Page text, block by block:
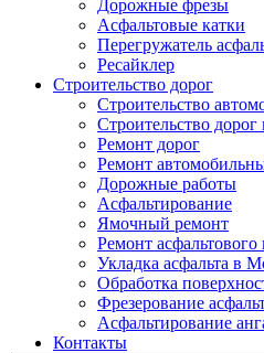
Дорожные фрезы
Асфальтовые катки
Перегружатель
Ресайклер
Строительство дорог
Строительство
Строительство
Ремонт дорог
Ремонт
Дорожные работы
Асфальтирование
Ямочный ремонт
Ремонт
Укладка асфальта в
Обработка
Фрезерование
Асфальтирование
Контакты